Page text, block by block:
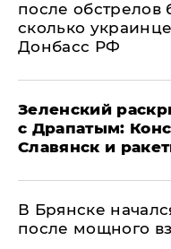
после обстрелов
сколько
Донбасс РФ
​Зеленский
с Драпатым:
Славянск и
В Брянске
после мощного